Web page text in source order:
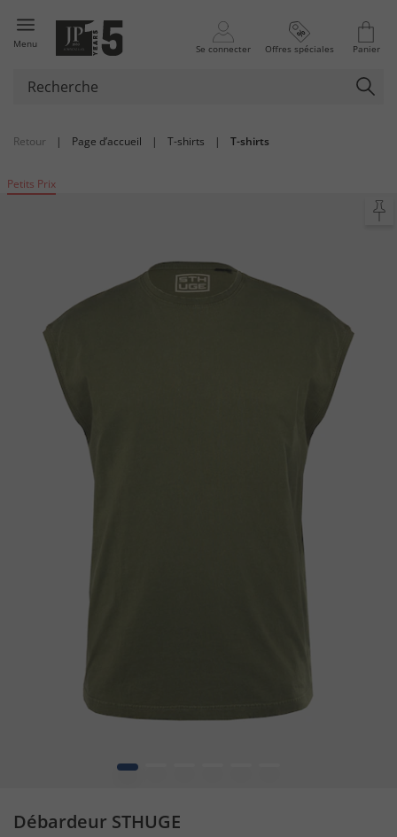
Menu Se connecter Offres spéciales Panier
Retour | Page d’accueil | T-shirts | T-shirts
Petits Prix
1
Débardeur STHUGE